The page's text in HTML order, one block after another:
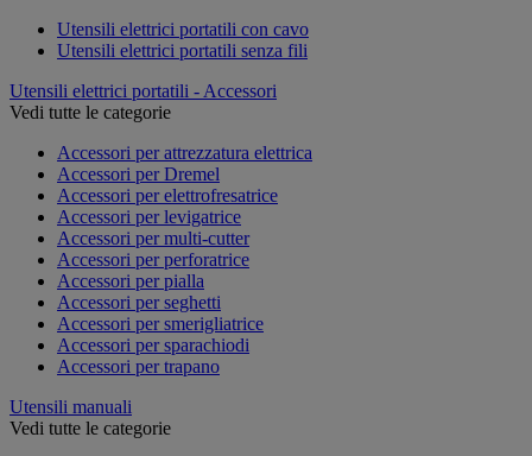
Utensili elettrici portatili con cavo
Utensili elettrici portatili senza fili
Utensili elettrici portatili - Accessori
Vedi tutte le categorie
Accessori per attrezzatura elettrica
Accessori per Dremel
Accessori per elettrofresatrice
Accessori per levigatrice
Accessori per multi-cutter
Accessori per perforatrice
Accessori per pialla
Accessori per seghetti
Accessori per smerigliatrice
Accessori per sparachiodi
Accessori per trapano
Utensili manuali
Vedi tutte le categorie